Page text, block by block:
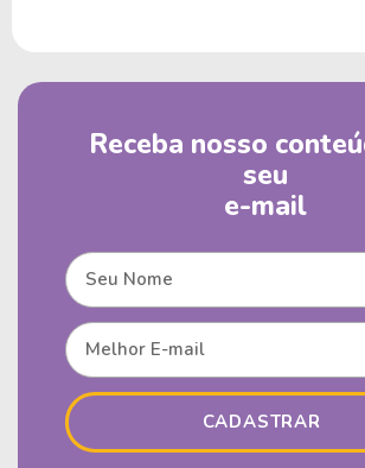
Receba nosso
seu
e-mail
CADASTRAR